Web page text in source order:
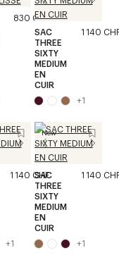
830 CHF
SAC
THREE
SIXTY
MEDIUM
EN
CUIR
1 140
+1
1 140 CHF
+1
New
SAC
THREE
SIXTY
MEDIUM
EN
CUIR
1 140
+1